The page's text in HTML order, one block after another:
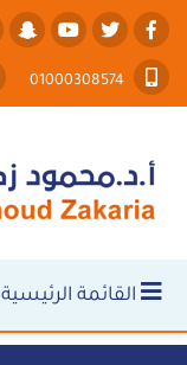
القائمة الرئيسية